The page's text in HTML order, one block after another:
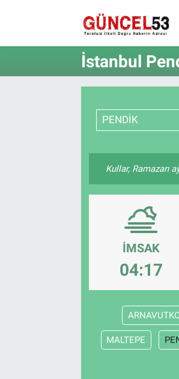
İstanbul
PENDİK
Kullar, Ramazan
İMSAK
04:17
MALTEPE